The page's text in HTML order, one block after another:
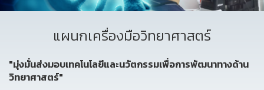
แผนกเครื่องมือวิทยาศาสตร์
"มุ่งมั่นส่งมอบเทคโนโลยีและนวัตกรรมเพื่อการพัฒนาทางด้าน
วิทยาศาสตร์"